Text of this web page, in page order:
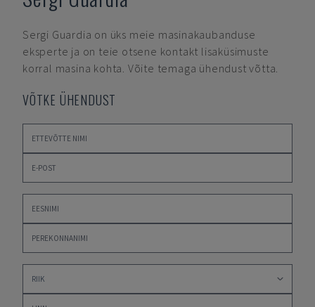
Sergi Guardia on üks meie masinakaubanduse
eksperte ja on teie otsene kontakt lisaküsimuste
korral masina kohta. Võite temaga ühendust võtta.
VÕTKE ÜHENDUST